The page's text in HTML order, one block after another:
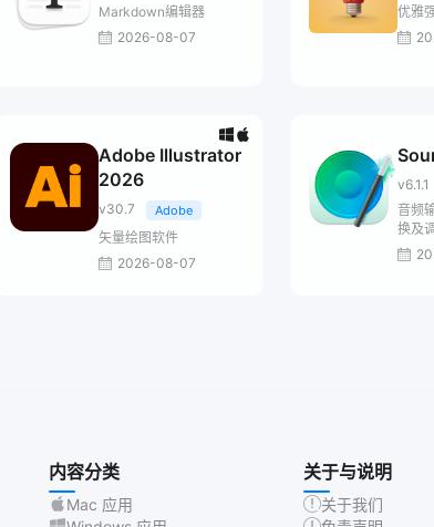
Markdown编辑器
2026-08-07
优雅
Adobe Illustrator
2026
v30.7 Adobe
矢量绘图软件
2026-08-07
v6.1.1
音频
换及
内容分类
Mac 应用
关于与说明
关于我们